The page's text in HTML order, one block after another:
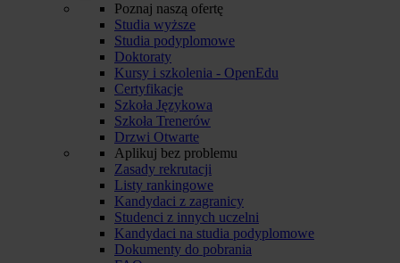
Poznaj naszą ofertę
Studia wyższe
Studia podyplomowe
Doktoraty
Kursy i szkolenia - OpenEdu
Certyfikacje
Szkoła Językowa
Szkoła Trenerów
Drzwi Otwarte
Aplikuj bez problemu
Zasady rekrutacji
Listy rankingowe
Kandydaci z zagranicy
Studenci z innych uczelni
Kandydaci na studia podyplomowe
Dokumenty do pobrania